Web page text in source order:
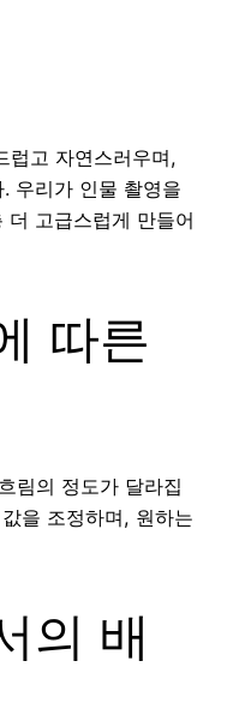
럽고 자연스러우며,
우리가 인물 촬영을
고급스럽게 만들어
따른
림의 정도가 달라집
을 조정하며, 원하는
의 배